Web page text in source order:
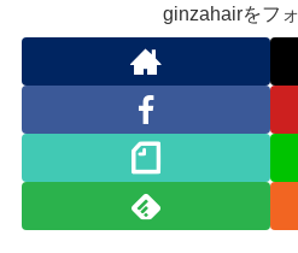
ginzahairをフ